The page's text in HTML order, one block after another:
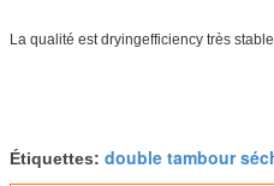
La qualité est dryingefficiency très
Étiquettes: double tambour